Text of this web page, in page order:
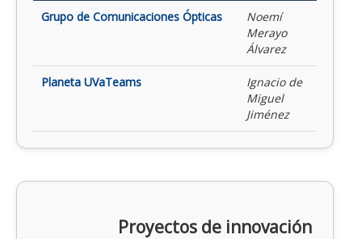
Grupo de Comunicaciones Ópticas
Noemí
Merayo
Álvarez
Planeta UVaTeams
Ignacio de
Miguel
Jiménez
Proyectos de innovación